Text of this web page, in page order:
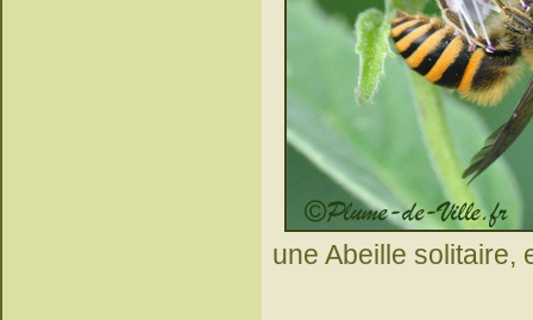
une Abeille solitaire,